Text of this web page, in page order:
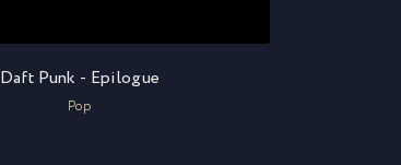
Daft Punk - Epilogue
Pop